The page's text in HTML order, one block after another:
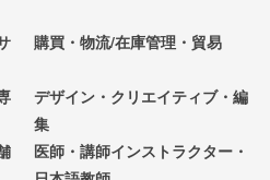
購買・物流/在庫管理・貿易
デザイン・クリエイティブ・編
集
医師・講師インストラクター・